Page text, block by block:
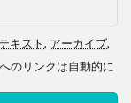
テキスト, アーカイブ,
のリンクは自動的に